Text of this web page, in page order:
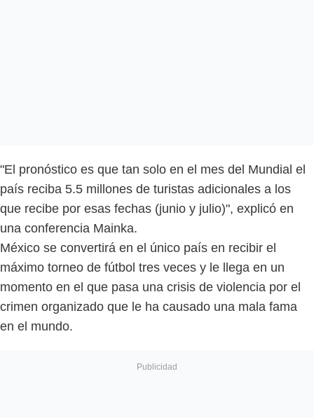
"El pronóstico es que tan solo en el mes del Mundial el
país reciba 5.5 millones de turistas adicionales a los
que recibe por esas fechas (junio y julio)", explicó en
una conferencia Mainka.
México se convertirá en el único país en recibir el
máximo torneo de fútbol tres veces y le llega en un
momento en el que pasa una crisis de violencia por el
crimen organizado que le ha causado una mala fama
en el mundo.